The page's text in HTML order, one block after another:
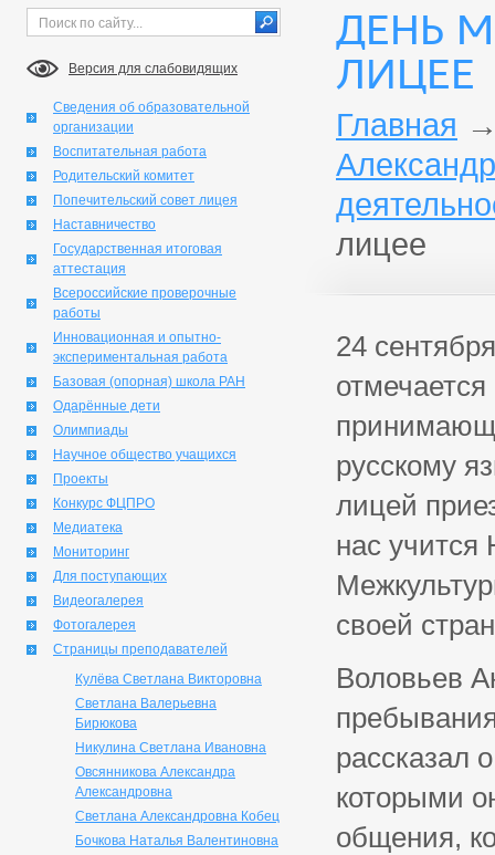
Версия для слабовидящих
Сведения об образовательной
организации
Воспитательная работа
Родительский комитет
Попечительский совет лицея
Наставничество
Государственная итоговая
аттестация
Всероссийские проверочные
работы
Инновационная и опытно-
экспериментальная работа
Базовая (опорная) школа РАН
Одарённые дети
Олимпиады
Научное общество учащихся
Проекты
Конкурс ФЦПРО
Медиатека
Мониторинг
Для поступающих
Видеогалерея
Фотогалерея
Страницы преподавателей
Кулёва Светлана Викторовна
Светлана Валерьевна
Бирюкова
Никулина Светлана Ивановна
Овсянникова Александра
Александровна
Светлана Александровна Кобец
Бочкова Наталья Валентиновна
ДЕНЬ
ЛИЦЕЕ
Главная
лицее
24
русскому
лицей
нас
своей
Воловьев
рассказал
которыми
общения,